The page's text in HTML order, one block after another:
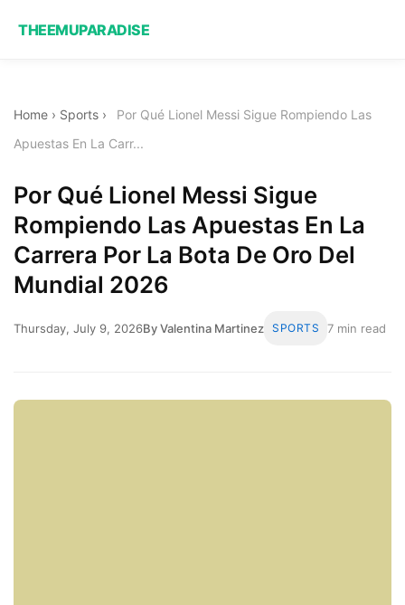
THEEMUPARADISE
Home › Sports ›
Por Qué Lionel Messi Sigue Rompiendo Las
Apuestas En La Carr...
Por Qué Lionel Messi Sigue
Rompiendo Las Apuestas En La
Carrera Por La Bota De Oro Del
Mundial 2026
Thursday, July 9, 2026By Valentina Martinez SPORTS 7 min read